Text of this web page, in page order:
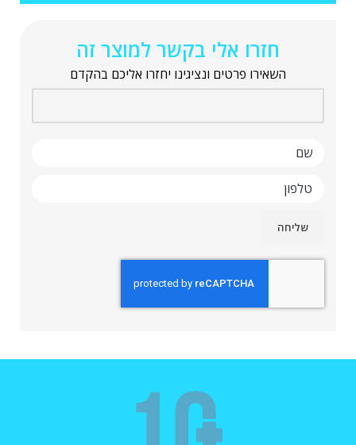
חזרו אלי בקשר למוצר זה
השאירו פרטים ונציגינו יחזרו אליכם בהקדם